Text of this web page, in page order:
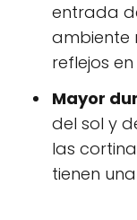
entrada
ambiente
reflejos
Mayor
del sol y
las
tienen